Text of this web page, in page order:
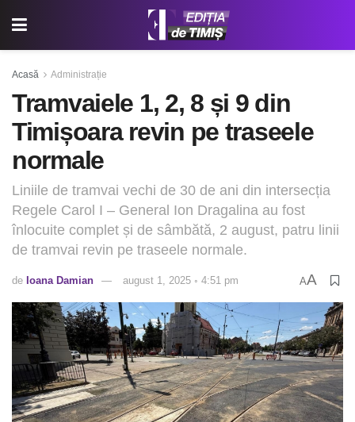
Acasă Administrație
Tramvaiele 1, 2, 8 și 9 din
Timișoara revin pe traseele
normale
Liniile de tramvai vechi de 30 de ani din intersecția
Regele Carol I – General Ion Dragalina au fost
înlocuite complet și de sâmbătă, 2 august, patru linii
de tramvai revin pe traseele normale.
de Ioana Damian august 1, 2025 ◦ 4:51 pm AA